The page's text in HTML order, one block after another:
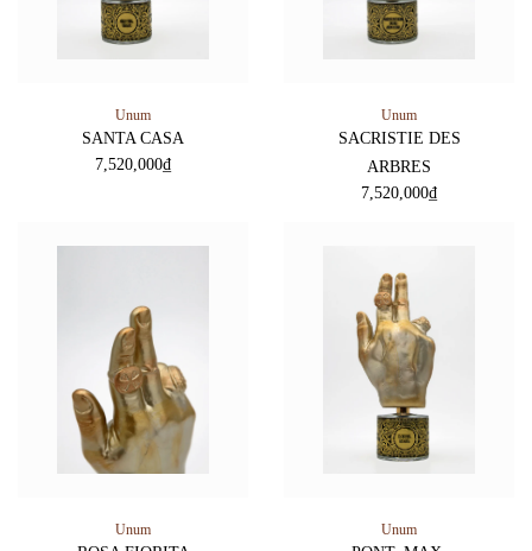
Unum
SANTA CASA
7,520,000₫
Unum
SACRISTIE DES
ARBRES
7,520,000₫
Unum Unum